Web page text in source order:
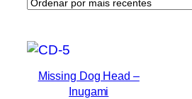
Missing Dog Head –
Inugami